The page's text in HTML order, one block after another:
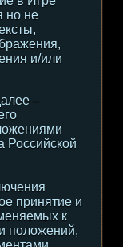
но не
и/или
–
Российской
принятие и
к
положений,